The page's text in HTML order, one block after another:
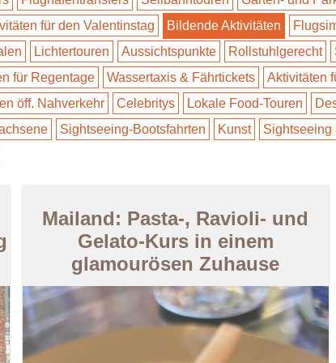
für den Valentinstag Bildende Aktivitäten
Lichtertouren Aussichtspunkte Rollstuhlgerecht
für Regentage Wassertaxis & Fährtickets Aktivitäten
öff. Nahverkehr Celebritys Lokale Food-Touren
Sightseeing-Bootsfahrten Kunst Sightseeing
Mailand: Pasta-, Ravioli- und
Gelato-Kurs in einem
glamourösen Zuhause